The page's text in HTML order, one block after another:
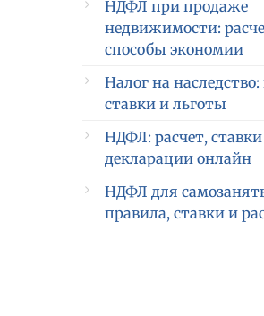
НДФЛ при продаже
недвижимости:
способы экономии
Налог на
ставки и льготы
НДФЛ: расчет,
декларации онлайн
НДФЛ для
правила, ставки и